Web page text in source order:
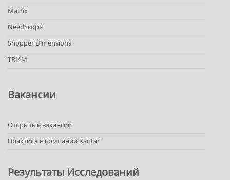
Matrix
NeedScope
Shopper Dimensions
TRI*M
Вакансии
Открытые вакансии
Практика в компании Kantar
Результаты Исследований